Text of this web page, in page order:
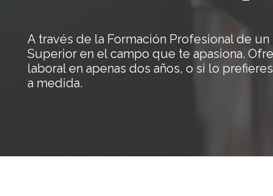
A través de la Formación Profesional de un
Superior en el campo que te apasiona.
laboral en apenas dos años, o si lo
a medida.